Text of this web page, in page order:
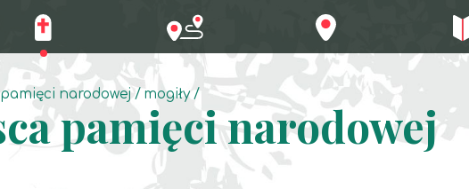
narodowej mogiły
pamięci narodowej